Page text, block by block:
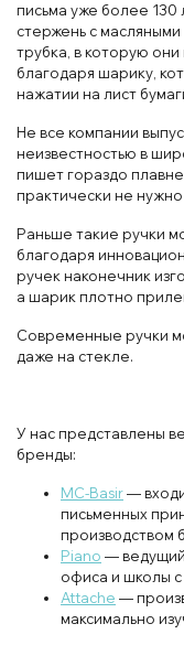
письма уже более 130
стержень с
трубка, в которую
благодаря шарику,
нажатии на лист
Не все компании
неизвестностью в
пишет гораздо
практически не нужно
Раньше такие ручки
благодаря
ручек наконечник
а шарик плотно
Современные ручки
даже на стекле.
У нас представлены
бренды:
MC-Basir—
письменных
производством
Piano — ведущий
офиса и школы
Attache —
максимально